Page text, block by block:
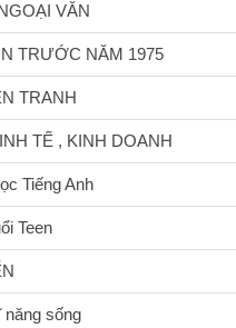
VĂN
TRƯỚC NĂM 1975
TRANH
TẾ , KINH DOANH
Tiếng Anh
Teen
năng sống